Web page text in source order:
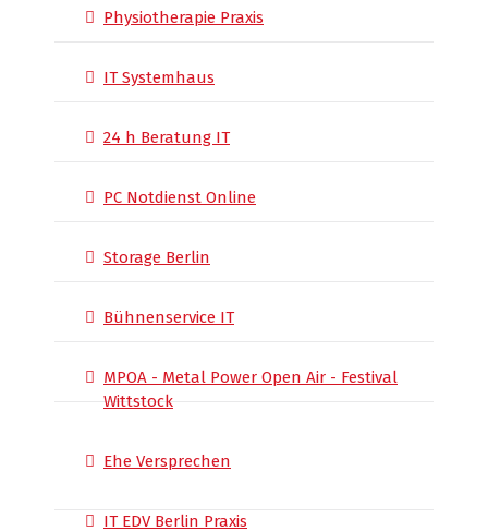
Physiotherapie Praxis
IT Systemhaus
24 h Beratung IT
PC Notdienst Online
Storage Berlin
Bühnenservice IT
MPOA - Metal Power Open Air - Festival
Wittstock
Ehe Versprechen
IT EDV Berlin Praxis